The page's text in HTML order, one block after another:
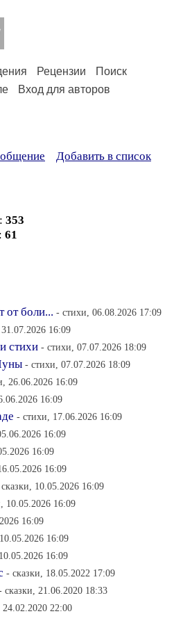
Рецензии
Поиск
Вход для авторов
Добавить в список
: 353
: 61
от боли... - стихи, 06.08.2026 17:09
16:09
стихи - стихи, 07.07.2026 18:09
- стихи, 07.07.2026 18:09
26.06.2026 16:09
16:09
- стихи, 17.06.2026 16:09
16:09
16:09
16:09
10.05.2026 16:09
10.05.2026 16:09
16:09
16:09
16:09
- сказки, 18.05.2022 17:09
сказки, 21.06.2020 18:33
24.02.2020 22:00